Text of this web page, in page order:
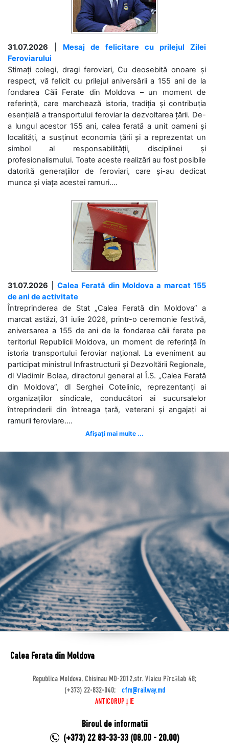
31.07.2026
Mesaj de felicitare cu prilejul Zilei
Feroviarului
Stimați colegi, dragi feroviari, Cu deosebită onoare și
respect, vă felicit cu prilejul aniversării a 155 ani de la
fondarea Căii Ferate din Moldova – un moment de
referință, care marchează istoria, tradiția și contribuția
esențială a transportului feroviar la dezvoltarea țării. De-
a lungul acestor 155 ani, calea ferată a unit oameni și
localități, a susținut economia țării și a reprezentat un
simbol al responsabilității, disciplinei și
profesionalismului. Toate aceste realizări au fost posibile
datorită generațiilor de feroviari, care și-au dedicat
munca și viața acestei ramuri....
31.07.2026
Calea Ferată din Moldova a marcat 155
de ani de activitate
Întreprinderea de Stat „Calea Ferată din Moldova” a
marcat astăzi, 31 iulie 2026, printr-o ceremonie festivă,
aniversarea a 155 de ani de la fondarea căii ferate pe
teritoriul Republicii Moldova, un moment de referință în
istoria transportului feroviar național. La eveniment au
participat ministrul Infrastructurii și Dezvoltării Regionale,
dl Vladimir Bolea, directorul general al Î.S. „Calea Ferată
din Moldova”, dl Serghei Cotelinic, reprezentanți ai
organizațiilor sindicale, conducători ai sucursalelor
întreprinderii din întreaga țară, veterani și angajați ai
ramurii feroviare....
Afișați mai multe ...
Calea Ferata din Moldova
Republica Moldova, Chisinau MD-2012,str. Vlaicu Pîrcălab 48;
(+373) 22-832-040;
cfm@railway.md
ANTICORUPȚIE
Biroul de informatii
(+373) 22 83-33-33 (08.00 - 20.00)